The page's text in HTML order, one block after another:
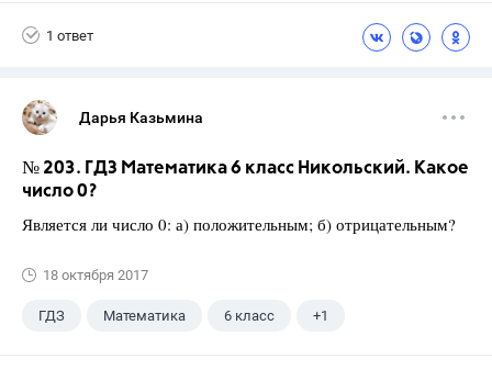
1 ответ
Дарья Казьмина
№ 203. ГДЗ Математика 6 класс Никольский. Какое
число 0?
Является ли число 0: а) положительным; б) отрицательным?
18 октября 2017
ГДЗ Математика 6 класс +1